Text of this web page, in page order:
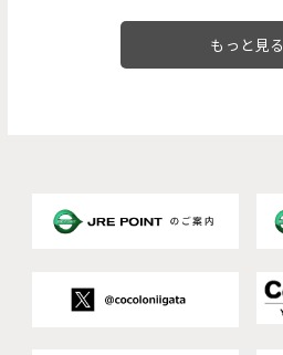
もっと見る